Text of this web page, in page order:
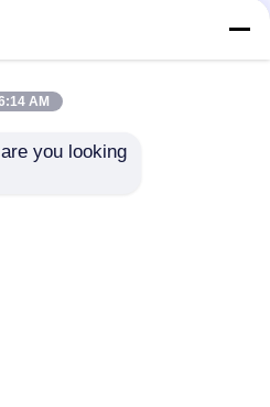
Eficiencia energética
Resistente a la
AM
you looking